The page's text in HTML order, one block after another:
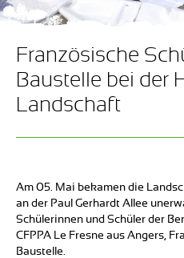
Französische
Baustelle bei der
Landschaft
Am 05. Mai bekamen die
an der Paul Gerhardt Allee
Schülerinnen und Schüler der
CFPPA Le Fresne aus Angers,
Baustelle.